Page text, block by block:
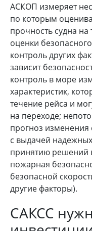
АСКОП измеряет
по которым
прочность судна
оценки
контроль других
зависит
контроль в море
характеристик,
течение рейса и
на переходе;
прогноз изменения
с выдачей
принятию решений
пожарная
безопасной
другие факторы).
САКСС